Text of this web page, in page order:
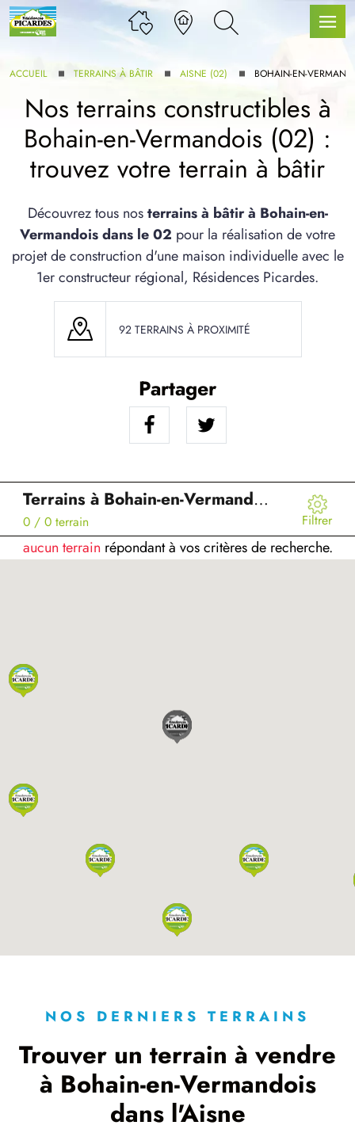
GAMME
SERVICE BDL EXTENSION
ACCUEIL TERRAINS À BÂTIR AISNE (02) BOHAIN-EN-
Nos terrains constructibles à
Bohain-en-Vermandois (02) :
trouvez votre terrain à bâtir
Découvrez tous nosterrains à bâtir à Bohain-en-
Vermandois dans le 02 pour la réalisation de votre
projet de construction d'une maison individuelle avec le
1er constructeur régional, Résidences Picardes.
92 TERRAINS À PROXIMITÉ
Partager
Terrains à Bohain-en-Vermandois (02)
0 / 0 terrain Filtrer
aucun terrain répondant à vos critères de recherche.
NOS DERNIERS TERRAINS
Trouver un terrain à vendre
à Bohain-en-Vermandois
dans l'Aisne